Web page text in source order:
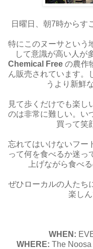
日曜日、朝7時からす
特にこのヌーサという
して意識が高い人が
Chemical Free の農作
ん販売されています。
うより新鮮
見て歩くだけでも楽し
のは非常に難しい。い
買って笑
忘れてはいけないフー
って何を食べるか迷っ
上げながら食べ
ぜひローカルの人たち
楽し
WHEN:
WHERE: The